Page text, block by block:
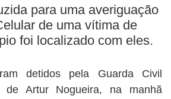
BUSCAR
para uma averiguação
de uma vítima de
foi localizado com eles.
detidos pela Guarda Civil
de Artur Nogueira, na manhã